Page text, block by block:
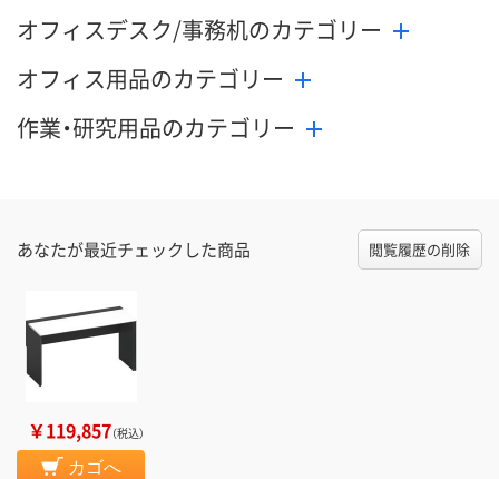
オフィスデスク/事務机のカテゴリー
オフィス用品のカテゴリー
作業・研究用品のカテゴリー
あなたが最近チェックした商品 閲覧履歴の削除
￥119,857（税込）
カゴへ